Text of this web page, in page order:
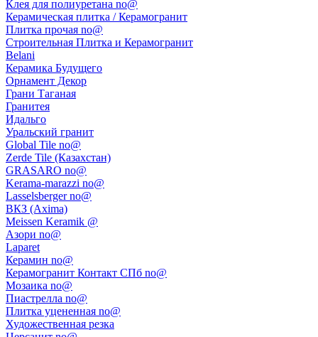
Клея для полиуретана no@
Керамическая плитка / Керамогранит
Плитка прочая no@
Строительная Плитка и Керамогранит
Belani
Керамика Будущего
Орнамент Декор
Грани Таганая
Гранитея
Идальго
Уральский гранит
Global Tile no@
Zerde Tile (Казахстан)
GRASARO no@
Kerama-marazzi no@
Lasselsberger no@
ВКЗ (Axima)
Meissen Keramik @
Азори no@
Laparet
Керамин no@
Керамогранит Контакт СПб no@
Мозаика no@
Пиастрелла no@
Плитка уцененная no@
Художественная резка